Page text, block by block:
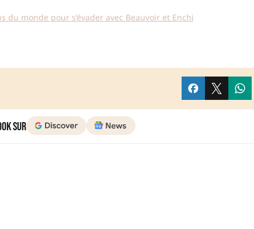
monde pour s’évader avec Beauvoir et Enchi
sur